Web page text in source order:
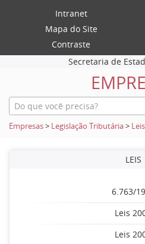
Intranet
Mapa do Site
Contraste
Secretaria de
Empresas> Legislação Tributária> Leis
LEIS
6.763/
Leis
Leis